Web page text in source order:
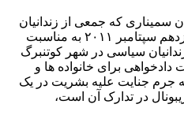
سمیناری که جمعی از زندانیان
سیاسی سابق در فاصله نهم تا یازدهم سپتامبر ٢٠١١ به مناسبت
سیاسی در شهر کوتنبرگ
دادخواهی برای خانواده ها و
جرم جنایت علیه بشریت در یک
در تدارک آن است،